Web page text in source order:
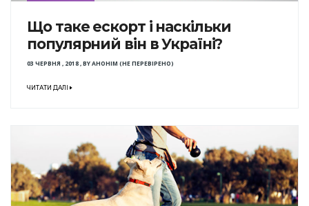
Що таке ескорт і наскільки
популярний він в Україні?
03 ЧЕРВНЯ , 2018,BYАНОНІМ (НЕ ПЕРЕВІРЕНО)
ЧИТАТИ ДАЛІ